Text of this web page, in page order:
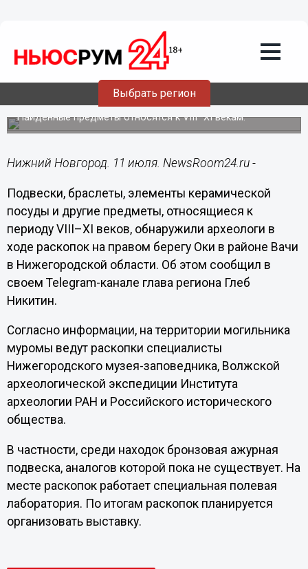
Выбрать регион
11.07.202419:36
Нижегородцам показали фото с
археологических раскопок под Вачей
Найденные предметы относятся к VIII–XI векам.
Нижний Новгород. 11 июля. NewsRoom24.ru -
Подвески, браслеты, элементы керамической
посуды и другие предметы, относящиеся к
периоду VIII–XI веков, обнаружили археологи в
ходе раскопок на правом берегу Оки в районе Вачи
в Нижегородской области. Об этом сообщил в
своем Telegram-канале глава региона Глеб
Никитин.
Согласно информации, на территории могильника
муромы ведут раскопки специалисты
Нижегородского музея-заповедника, Волжской
археологической экспедиции Института
археологии РАН и Российского исторического
общества.
В частности, среди находок бронзовая ажурная
подвеска, аналогов которой пока не существует. На
месте раскопок работает специальная полевая
лаборатория. По итогам раскопок планируется
организовать выставку.